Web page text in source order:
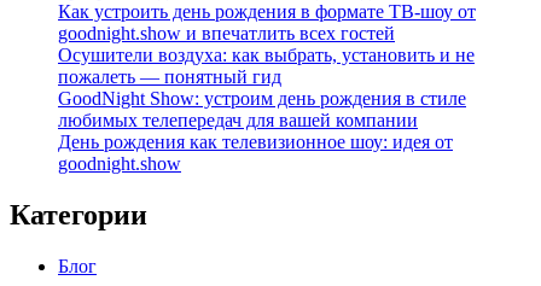
Как устроить день рождения в формате ТВ‑шоу от
goodnight.show и впечатлить всех гостей
Осушители воздуха: как выбрать, установить и не
пожалеть — понятный гид
GoodNight Show: устроим день рождения в стиле
любимых телепередач для вашей компании
День рождения как телевизионное шоу: идея от
goodnight.show
Категории
Блог